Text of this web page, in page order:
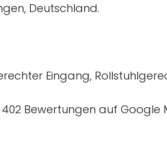
Deutschland.
Eingang,
Bewertungen auf Google